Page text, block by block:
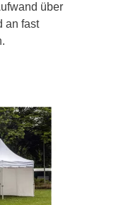
über
an fast